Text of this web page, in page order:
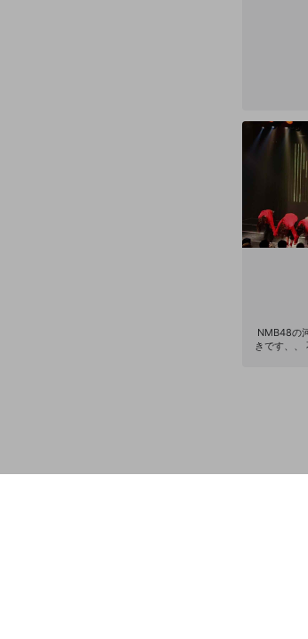
NMB48の
きです、、